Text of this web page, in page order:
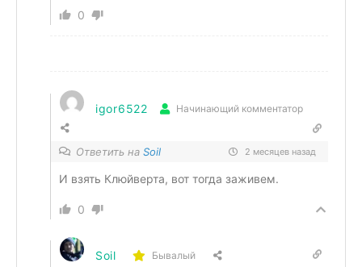
0
igor6522 Начинающий комментатор
Ответить на Soil 2 месяцев назад
И взять Клюйверта, вот тогда заживем.
0
Soil Бывалый